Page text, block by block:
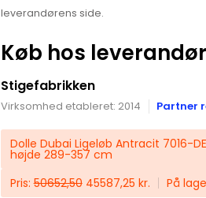
leverandørens side.
Køb hos leverandør
Stigefabrikken
Virksomhed etableret: 2014 Partner
Dolle Dubai Ligeløb Antracit 7016-
højde 289-357 cm
Pris:50652,5045587,25 kr. På